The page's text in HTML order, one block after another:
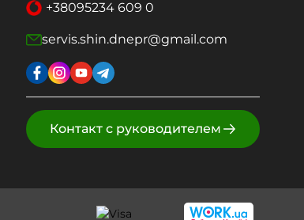
+38095234 609 0
servis.shin.dnepr@gmail.com
Контакт с руководителем